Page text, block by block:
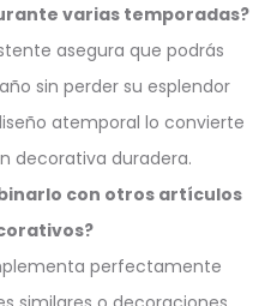
varias temporadas?
asegura que podrás
sin perder su esplendor
atemporal lo convierte
decorativa duradera.
con otros artículos
perfectamente